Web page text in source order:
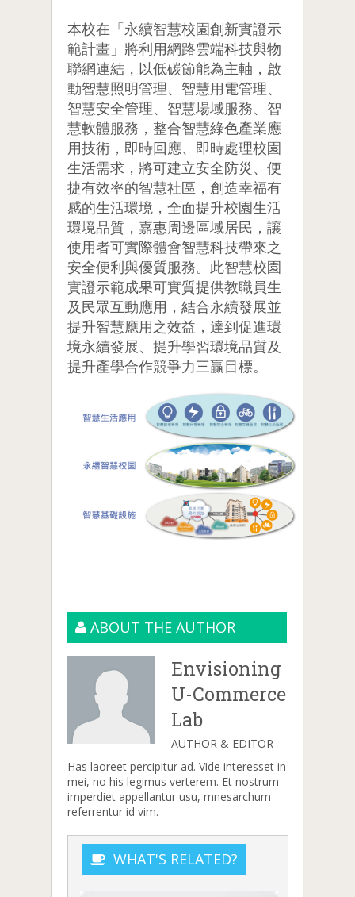
本校在「永續智慧校園創新實證示
範計畫」將利用網路雲端科技與物
聯網連結，以低碳節能為主軸，啟
動智慧照明管理、智慧用電管理、
智慧安全管理、智慧場域服務、智
慧軟體服務，整合智慧綠色產業應
用技術，即時回應、即時處理校園
生活需求，將可建立安全防災、便
捷有效率的智慧社區，創造幸福有
感的生活環境，全面提升校園生活
環境品質，嘉惠周邊區域居民，讓
使用者可實際體會智慧科技帶來之
安全便利與優質服務。此智慧校園
實證示範成果可實質提供教職員生
及民眾互動應用，結合永續發展並
提升智慧應用之效益，達到促進環
境永續發展、提升學習環境品質及
提升產學合作競爭力三贏目標。
ABOUT THE AUTHOR
Envisioning
U-Commerce
Lab
AUTHOR & EDITOR
Has laoreet percipitur ad. Vide interesset in
mei, no his legimus verterem. Et nostrum
imperdiet appellantur usu, mnesarchum
referrentur id vim.
WHAT'S RELATED?